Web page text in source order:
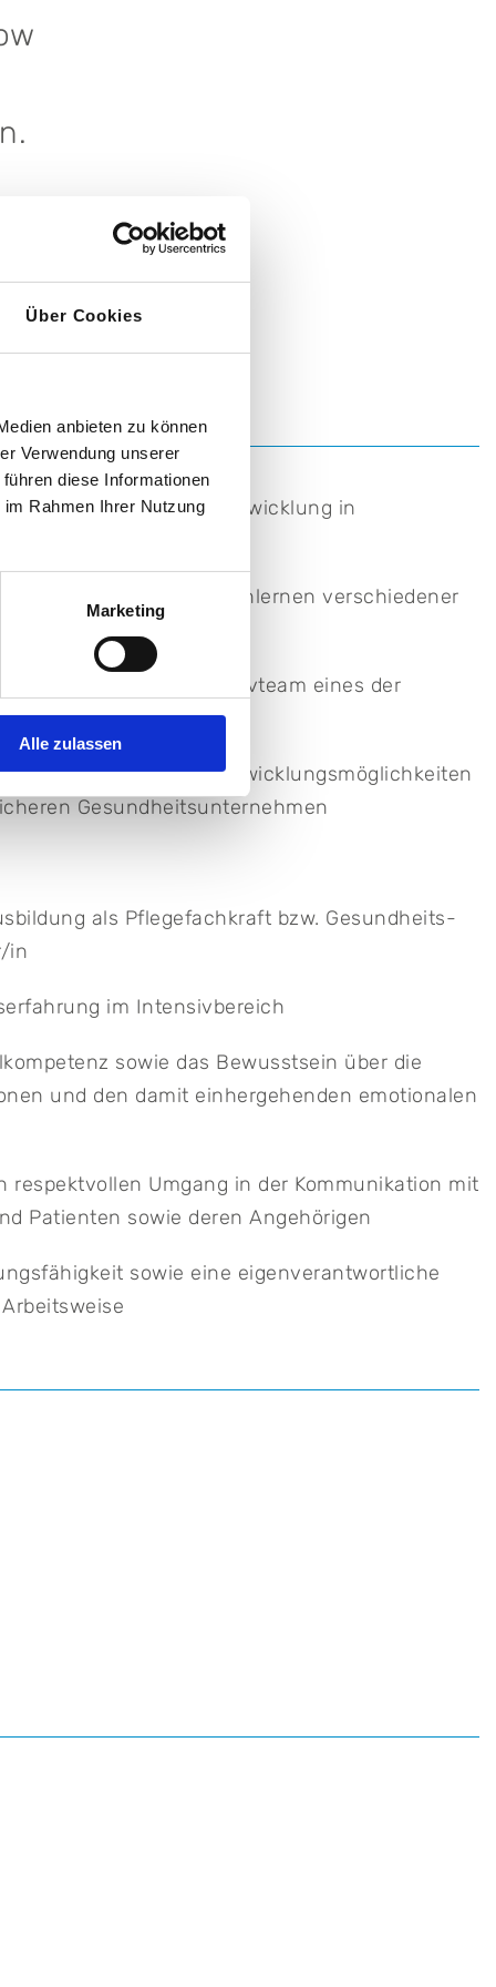
Über Cookies
anbieten zu können
Verwendung unserer
diese Informationen
Rahmen Ihrer Nutzung
Marketing
Alle zulassen
fachlichen Weiterentwicklung in
Fachgebiete und Kennenlernen verschiedener
erfahrenen Intensivteam eines der
Bayerns
Perspektiven und Entwicklungsmöglichkeiten
Gesundheitsunternehmen
als Pflegefachkraft bzw. Gesundheits-
in
im Intensivbereich
sowie das Bewusstsein über die
und den damit einhergehenden emotionalen
respektvollen Umgang in der Kommunikation mit
Patienten sowie deren Angehörigen
sowie eine eigenverantwortliche